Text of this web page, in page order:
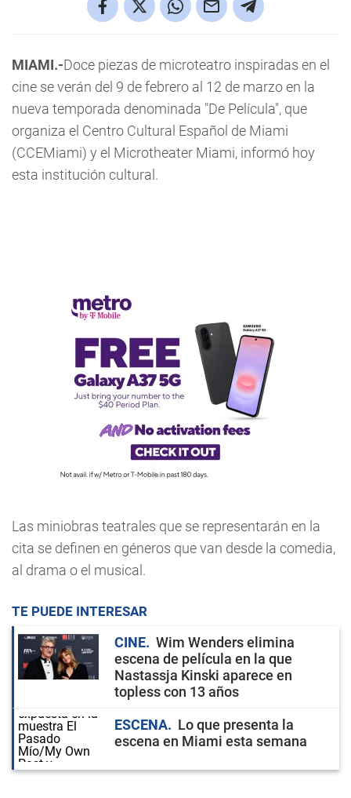
MIAMI.-Doce piezas de microteatro inspiradas en el
cine se verán del 9 de febrero al 12 de marzo en la
nueva temporada denominada "De Película", que
organiza el Centro Cultural Español de Miami
(CCEMiami) y el Microtheater Miami, informó hoy
esta institución cultural.
Las miniobras teatrales que se representarán en la
cita se definen en géneros que van desde la comedia,
al drama o el musical.
TE PUEDE INTERESAR
CINE
Wim Wenders elimina
escena de película en la que
Nastassja Kinski aparece en
topless con 13 años
ESCENA
Lo que presenta la
escena en Miami esta semana